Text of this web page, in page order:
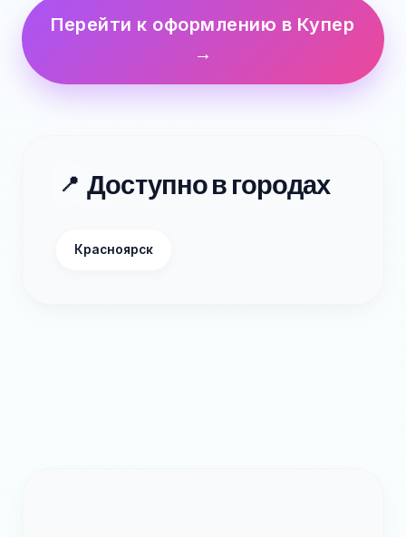
Перейти к оформлению в Купер
→
📍 Доступно в городах
Красноярск